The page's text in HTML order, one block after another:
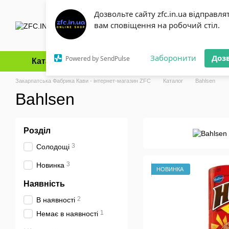
Дозвольте сайту zfc.in.ua
вам сповіщення на робочий стіл.
Powered by SendPulse Заборонити
Перейти до основного контенту
Каталог Оплата і доставка Обмін та повернення
Закарпатська Фабрика Кави - інтернет-магазин ZFC Каталог Bahlsen
Bahlsen
НОВИНКА
Розділ
Солодощі 3
Новинка 3
Наявність
В наявності 2
Немає в наявності 1